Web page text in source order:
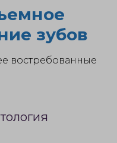
зубов
востребованные